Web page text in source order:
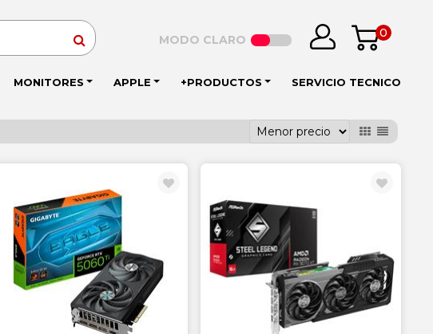
0
MODO CLARO
MONITORES APPLE +PRODUCTOS SERVICIO TECNICO